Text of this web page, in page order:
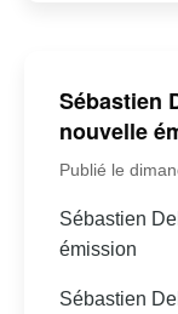
Sébastien
nouvelle
Publié le
Sébastien
émission
Sébastien